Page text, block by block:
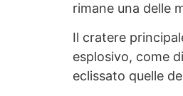
rimane una delle
Il cratere
esplosivo, come
eclissato quelle